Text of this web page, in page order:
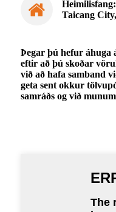
Taicang
Þegar þú hefur
eftir að þú skoðar
við að hafa samband
geta sent okkur
samráðs og við